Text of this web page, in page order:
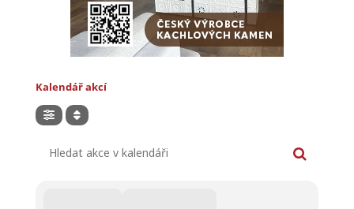
Kalendář akcí